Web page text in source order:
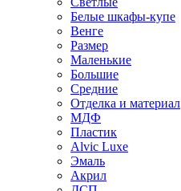
Белые шкафы-купе
Венге
Размер
Маленькие
Большие
Средние
Отделка и материал
МДФ
Пластик
Alvic Luxe
Эмаль
Акрил